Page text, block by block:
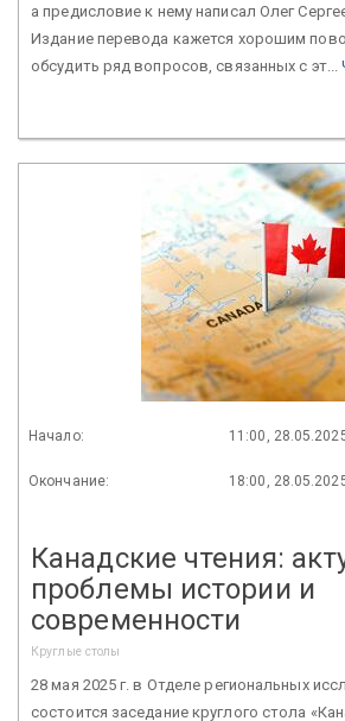
а предисловие к нему написал Олег
Издание перевода кажется хорошим
обсудить ряд вопросов, связанных с эт...
Начало: 11:00,
Окончание: 18:00,
Канадские чтения:
проблемы истории и
современности
Круглые столы
28 мая 2025 г. в Отделе региональных
состоится заседание круглого стола